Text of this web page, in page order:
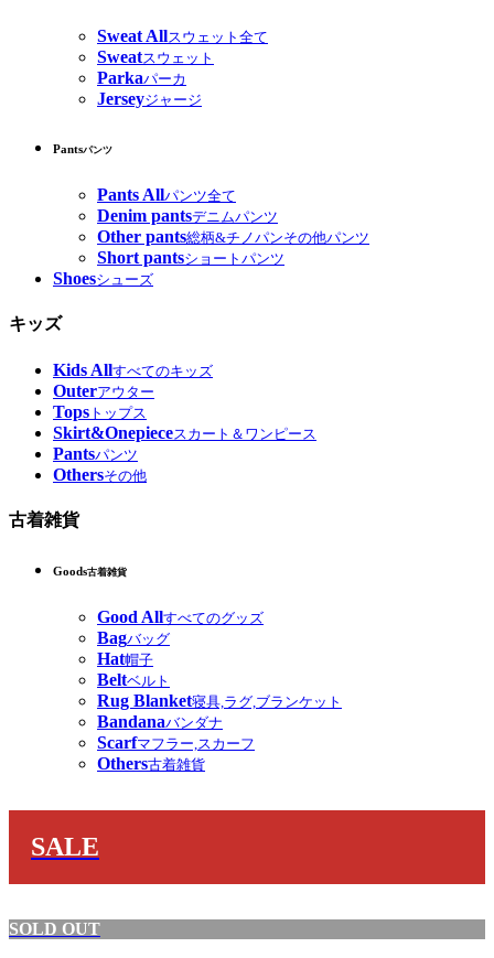
Sweat Allスウェット全て
Sweatスウェット
Parkaパーカ
Jerseyジャージ
Pantsパンツ
Pants Allパンツ全て
Denim pantsデニムパンツ
Other pants総柄&チノパンその他パンツ
Short pantsショートパンツ
Shoesシューズ
キッズ
Kids Allすべてのキッズ
Outerアウター
Tops トップス
Skirt&Onepieceスカート＆ワンピース
Pantsパンツ
Othersその他
古着雑貨
Goods古着雑貨
Good Allすべてのグッズ
Bagバッグ
Hat帽子
Beltベルト
Rug Blanket寝具,ラグ,ブランケット
Bandanaバンダナ
Scarfマフラー,スカーフ
Others古着雑貨
SALE
SOLD OUT